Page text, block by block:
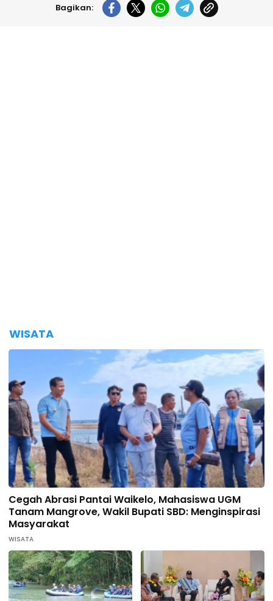
Bagikan:
WISATA
Cegah Abrasi Pantai Waikelo, Mahasiswa UGM
Tanam Mangrove, Wakil Bupati SBD: Menginspirasi
Masyarakat
WISATA